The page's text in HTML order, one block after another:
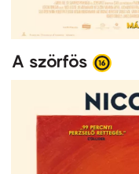
A szörfös